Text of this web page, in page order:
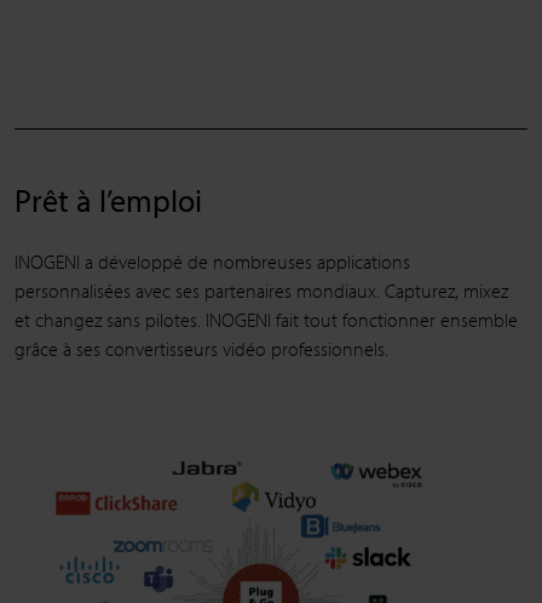
Prêt à l’emploi
INOGENI a développé de nombreuses applications
personnalisées avec ses partenaires mondiaux. Capturez, mixez
et changez sans pilotes. INOGENI fait tout fonctionner ensemble
grâce à ses convertisseurs vidéo professionnels.